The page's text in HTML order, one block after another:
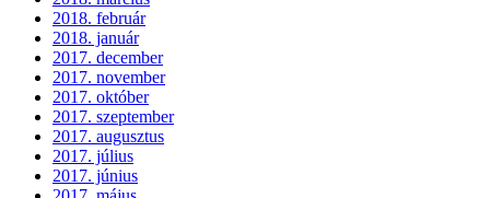
2018. február
2018. január
2017. december
2017. november
2017. október
2017. szeptember
2017. augusztus
2017. július
2017. június